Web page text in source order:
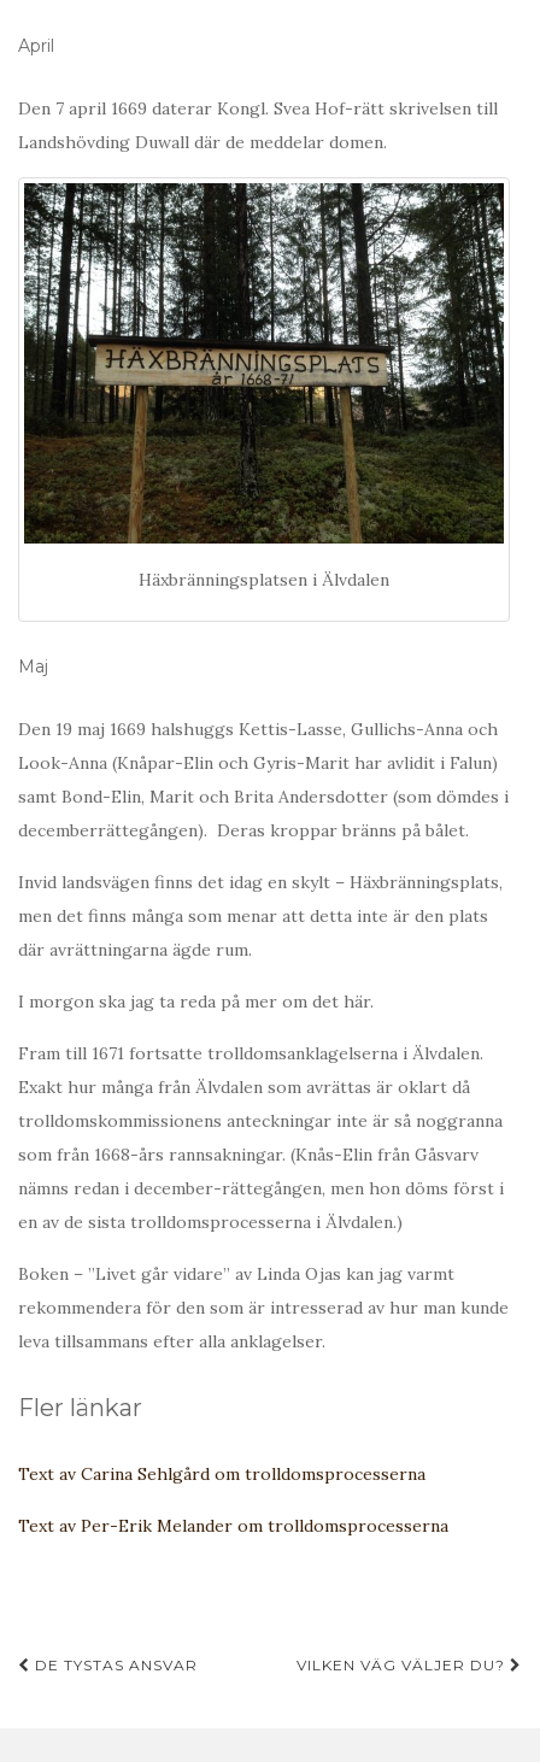
April
Den 7 april 1669 daterar Kongl. Svea Hof-rätt skrivelsen till
Landshövding Duwall där de meddelar domen.
Häxbränningsplatsen i Älvdalen
Maj
Den 19 maj 1669 halshuggs Kettis-Lasse, Gullichs-Anna och
Look-Anna (Knåpar-Elin och Gyris-Marit har avlidit i Falun)
samt Bond-Elin, Marit och Brita Andersdotter (som dömdes i
decemberrättegången). Deras kroppar bränns på bålet.
Invid landsvägen finns det idag en skylt – Häxbränningsplats,
men det finns många som menar att detta inte är den plats
där avrättningarna ägde rum.
I morgon ska jag ta reda på mer om det här.
Fram till 1671 fortsatte trolldomsanklagelserna i Älvdalen.
Exakt hur många från Älvdalen som avrättas är oklart då
trolldomskommissionens anteckningar inte är så noggranna
som från 1668-års rannsakningar. (Knås-Elin från Gåsvarv
nämns redan i december-rättegången, men hon döms först i
en av de sista trolldomsprocesserna i Älvdalen.)
Boken – ”Livet går vidare” av Linda Ojas kan jag varmt
rekommendera för den som är intresserad av hur man kunde
leva tillsammans efter alla anklagelser.
Fler länkar
Text av Carina Sehlgård om trolldomsprocesserna
Text av Per-Erik Melander om trolldomsprocesserna
Inläggsnavigering
DE TYSTAS ANSVAR VILKEN VÄG VÄLJER DU?